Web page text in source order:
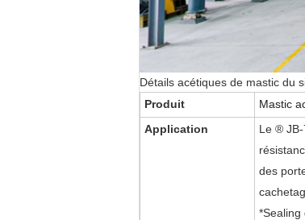
Détails acétiques de mastic du
Produit
Mastic
Application
Le ®
des
*Sealing